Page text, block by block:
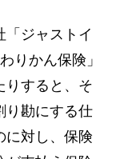
ジャストイ
りかん保険」
りすると、そ
り勘にする仕
に対し、保険